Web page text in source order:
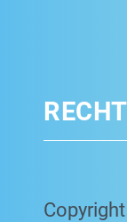
Copyright